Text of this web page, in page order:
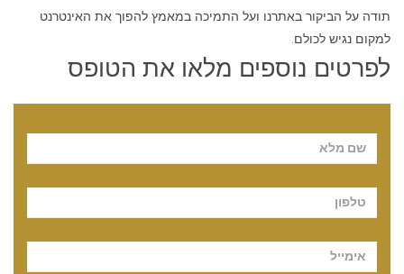
תודה על הביקור באתרנו ועל התמיכה במאמץ להפוך את האינטרנט
למקום נגיש לכולם.
לפרטים נוספים מלאו את הטופס